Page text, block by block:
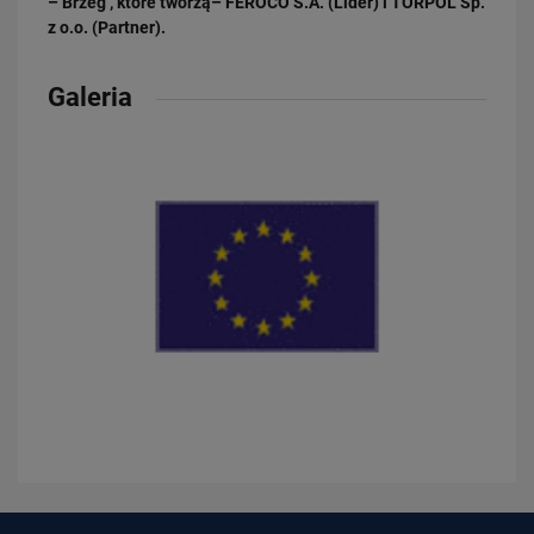
z o.o. (Partner).
Galeria
przepustowość i kolejny…